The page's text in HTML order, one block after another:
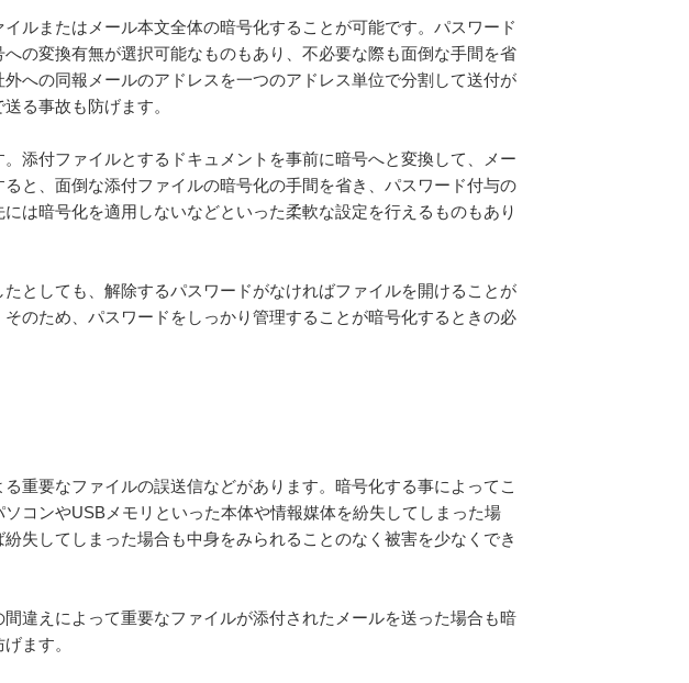
ルまたはメール本文全体の暗号化することが可能です。パスワード
の変換有無が選択可能なものもあり、不必要な際も面倒な手間を省
への同報メールのアドレスを一つのアドレス単位で分割して送付が
る事故も防げます。
添付ファイルとするドキュメントを事前に暗号へと変換して、メー
と、面倒な添付ファイルの暗号化の手間を省き、パスワード付与の
は暗号化を適用しないなどといった柔軟な設定を行えるものもあり
としても、解除するパスワードがなければファイルを開けることが
のため、パスワードをしっかり管理することが暗号化するときの必
重要なファイルの誤送信などがあります。暗号化する事によってこ
コンやUSBメモリといった本体や情報媒体を紛失してしまった場
失してしまった場合も中身をみられることのなく被害を少なくでき
違えによって重要なファイルが添付されたメールを送った場合も暗
ます。